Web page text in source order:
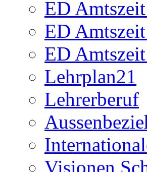
ED
ED
ED
Lehrplan21
Lehrerberuf
Visionen